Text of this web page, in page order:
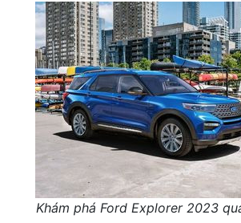
Khám phá Ford Explorer 2023